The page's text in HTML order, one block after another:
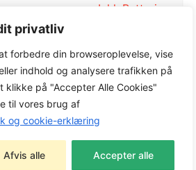
privatliv
forbedre din browseroplevelse, vise
indhold og analysere trafikken på
klikke på "Accepter Alle Cookies"
til vores brug af
og cookie-erklæring
Afvis alle Accepter alle
og -sugere
Inkl. Batteri
og -sugere
,Inkl. Batteri og lader,